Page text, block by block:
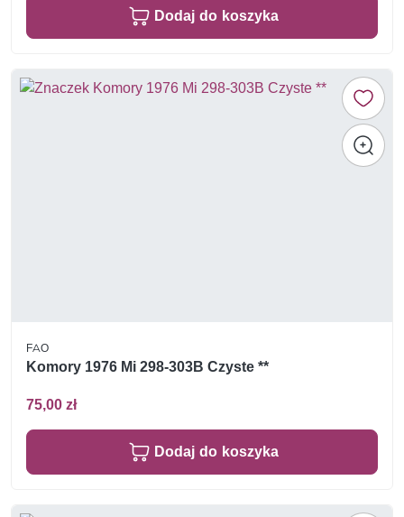
Dodaj do koszyka
FAO
Komory 1976 Mi 298-303B Czyste **
75,00 zł
Dodaj do koszyka